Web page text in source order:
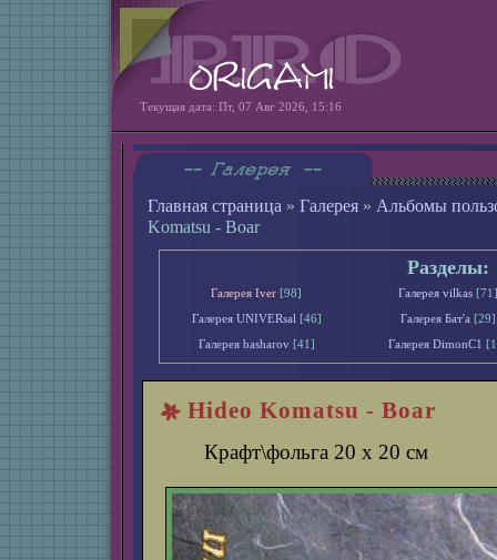
Текущая дата: Пт, 07 Авг 2026, 15:16
Главная страница » Галерея » Альбомы
Komatsu - Boar
Разделы:
Галерея Iver [98] Галерея vilkas [71]
Галерея UNIVERsal [46] Галерея Бат'а [29]
Галерея basharov [41] Галерея DimonС1
Hideo Komatsu - Boar
Крафт\фольга 20 х 20 см